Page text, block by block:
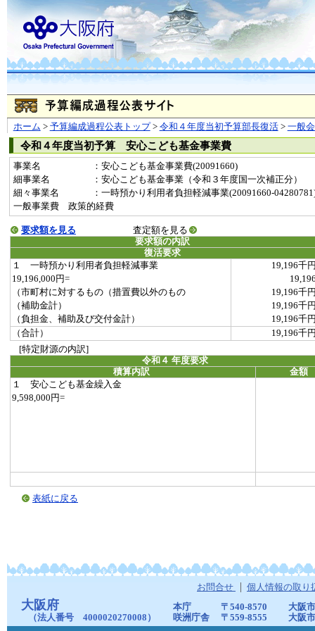
ホーム > 予算編成過程公表トップ> 令和４年度当初予算部長復活> 一般
令和４年度当初予算 安心こども基金事業費
事業名
：安心こども基金事業費(20091660)
細事業名
：安心こども基金事業（令和３年度国一次補正分）
細々事業名
：一時預かり利用者負担軽減事業(20091660-
一般事業費 政策的経費
要求額を見る
査定額を見る
要求額の内訳
復活要求
１ 一時預かり利用者負担軽減事業
19,196千
19,196,000円=
（市町村に対するもの（措置費以外のもの
19,196千
（補助金計）
19,196千
（負担金、補助及び交付金計）
19,196千
（合計）
19,196千
[特定財源の内訳]
令和４ 年度要求
積算内訳
金額
１ 安心こども基金繰入金
9,598,000円=
表紙に戻る
お問合せ 個人情報の取り
大阪府
（法人番号 4000020270008）
本庁 〒540-8570
大阪
咲洲庁舎
〒559-8555
大阪